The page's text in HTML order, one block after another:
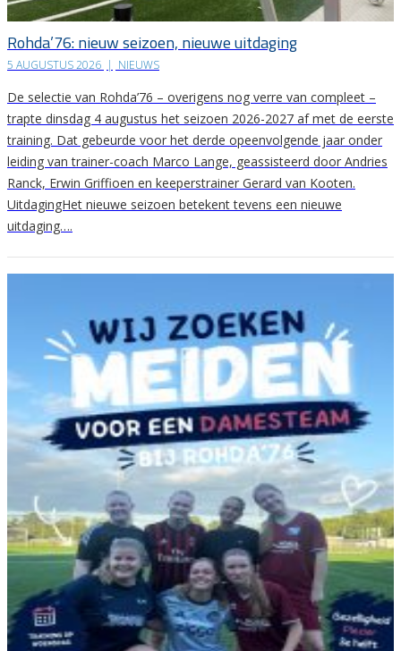
Rohda’76: nieuw seizoen, nieuwe uitdaging
5 AUGUSTUS 2026 | NIEUWS
De selectie van Rohda’76 – overigens nog verre van compleet –
trapte dinsdag 4 augustus het seizoen 2026-2027 af met de eerste
training. Dat gebeurde voor het derde opeenvolgende jaar onder
leiding van trainer-coach Marco Lange, geassisteerd door Andries
Ranck, Erwin Griffioen en keeperstrainer Gerard van Kooten.
UitdagingHet nieuwe seizoen betekent tevens een nieuwe
uitdaging….